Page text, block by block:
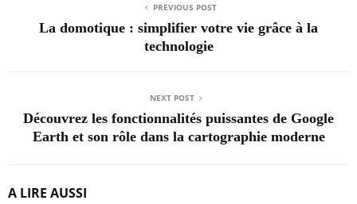
PREVIOUS POST
La domotique : simplifier votre vie grâce à la
technologie
NEXT POST
Découvrez les fonctionnalités puissantes de Google
Earth et son rôle dans la cartographie moderne
A LIRE AUSSI